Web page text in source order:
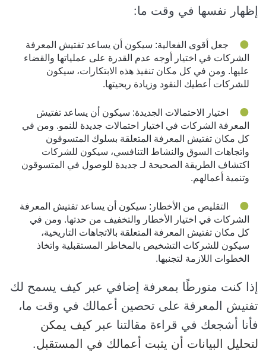
إظهار نفسها في وقت ما:
جعل أقوى الفعالية: سيكون أن يساعد تفتيش المعرفة
الشركات في اختيار أوجه عدم القدرة على عملياتها والقضاء
عليها. ومن في كل مكان تنفيذ هذه الابتكارات، سيكون
للشركات أعطيك النقود وزيادة ربحيتها.
اختيار الاحتمالات الجديدة: سيكون أن يساعد تفتيش
المعرفة الشركات في اختيار احتمالات جديدة للنمو. ومن في
كل مكان تفتيش المعرفة المتعلقة بسلوك المتسوقون
واتجاهات السوق والنشاط التنافسي، سيكون للشركات
اكتشاف الطريقة الصحيحة لـ جديدة للوصول في المتسوقون
وتنمية أعمالهم.
التقليص من الأخطار: سيكون أن يساعد تفتيش المعرفة
الشركات في اختيار الأخطار والتخفيف من حدتها. ومن في
كل مكان تفتيش المعرفة المتعلقة بالاتجاهات التاريخية،
سيكون للشركات التشخيص بالمخاطر المستقبلية واتخاذ
الخطوات اللازمة لتجنبها.
إذا كنت متورطًا بمعرفة إضافي عبر كيف يسمح لك
تفتيش المعرفة على تحصين أعمالك في وقت ما،
فأنا أشجعك في قراءة مقالتنا عبر كيف يمكن
لتحليل البيانات أن يثبت أعمالك في المستقبل.